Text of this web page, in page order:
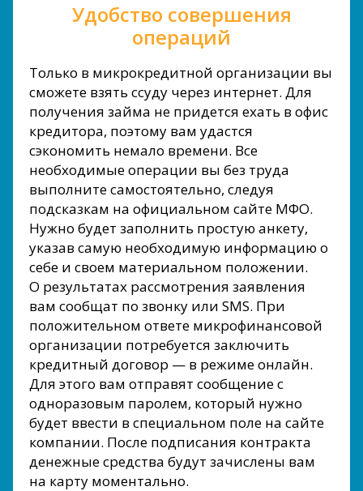
Удобство совершения
операций
Только в микрокредитной организации вы
сможете взять ссуду через интернет. Для
получения займа не придется ехать в офис
кредитора, поэтому вам удастся
сэкономить немало времени. Все
необходимые операции вы без труда
выполните самостоятельно, следуя
подсказкам на официальном сайте МФО.
Нужно будет заполнить простую анкету,
указав самую необходимую информацию о
себе и своем материальном положении.
О результатах рассмотрения заявления
вам сообщат по звонку или SMS. При
положительном ответе микрофинансовой
организации потребуется заключить
кредитный договор — в режиме онлайн.
Для этого вам отправят сообщение с
одноразовым паролем, который нужно
будет ввести в специальном поле на сайте
компании. После подписания контракта
денежные средства будут зачислены вам
на карту моментально.